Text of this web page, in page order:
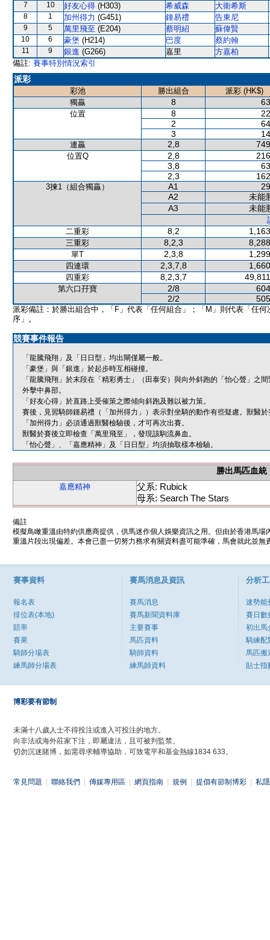
7 10 好友心得 (H303) 希威森 大衛希斯
8 1 加州得力 (G451) 鍾易禮 告東尼
9 5 萬里飛至 (E204) 蔡明紹 蘇偉賢
10 6 豪堡 (H214) 巴度 蔡約翰
11 9 銀進 (G266) 嘉里
方嘉柏
備註: 賽事特別情況索引
派彩
彩池 勝出組合
派彩 (HK$)
獨贏
8
位置 8
2
3
連贏 2,8
位置Q 2,8
3,8
2,3
3揀1（組合獨贏） A1
A2
未能
A3
未能
二重彩
8,2
三重彩 8,2,3
單T 2,3,8
四連環 2,3,7,8
四重彩 8,2,3,7
第六口孖寶 2/8
2/2
派彩備註：於勝出組合中，「F」代表「任何組合」；「M」則代表「任何
序」。
競賽事件報告
「龍騰飛翔」及「日日型」均出閘僅屬一般。
「豪堡」與「銀進」於起步時互相碰撞。
「龍騰飛翔」於末段在「精彩勇士」（田泰安）與向外斜跑的「怡心聲」之
外擊中鼻部。
「好友心得」於直路上受催策之際傾向斜跑及難以被力策。
賽後，見習騎師鍾易禮（「加州得力」）表示對坐騎的動作有些疑慮。獸醫
「加州得力」必須通過獸醫檢驗後，才可再次出賽。
獸醫於賽後立即檢查「萬里飛至」，發現該駒流鼻血。
「怡心聲」、「嘉應精神」及「日日型」均須抽取樣本檢驗。
勝出馬匹血統
嘉應精神
父系: Rubick
母系: Search The Stars
備註
模擬鳥瞰重溫由特約供應商提供，供馬迷作個人娛樂資訊之用。但由於香港馬
重溫片段出現偏差。本會已盡一切努力務求有關資料盡可能準確，馬會就此並
賽事資料
報名表
排位表(本地)
賠率
賽果
騎師分場表
練馬師分場表
賽馬消息及資訊
賽馬消息
賽馬新聞資料庫
主要賽事
馬匹資料
騎師資料
練馬師資料
分析
速勢能
賽日數
初出馬
騎練配
馬匹搬
貼士指
博彩要有節制
未滿十八歲人士不得投注或進入可投注的地方。
向非法或海外莊家下注，即屬違法，且可被判監禁。
切勿沉迷賭博，如需尋求輔導協助，可致電平和基金熱線1834 633。
常見問題 聯絡我們 傳媒專用區 網頁指南 規例 提倡有節制博彩 私